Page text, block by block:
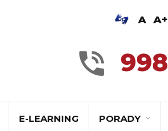
A A+
998
E-LEARNING PORADY